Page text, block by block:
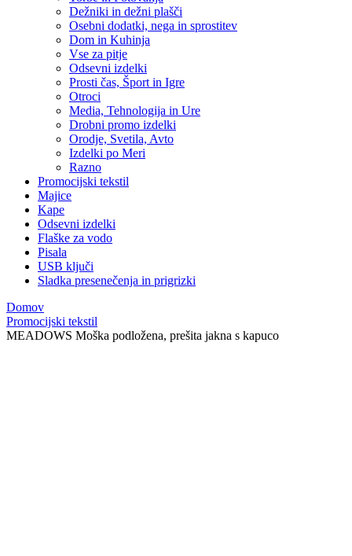
Dežniki in dežni plašči
Osebni dodatki, nega in sprostitev
Dom in Kuhinja
Vse za pitje
Odsevni izdelki
Prosti čas, Šport in Igre
Otroci
Media, Tehnologija in Ure
Drobni promo izdelki
Orodje, Svetila, Avto
Izdelki po Meri
Razno
Promocijski tekstil
Majice
Kape
Odsevni izdelki
Flaške za vodo
Pisala
USB ključi
Sladka presenečenja in prigrizki
Domov
Promocijski tekstil
MEADOWS Moška podložena, prešita jakna s kapuco